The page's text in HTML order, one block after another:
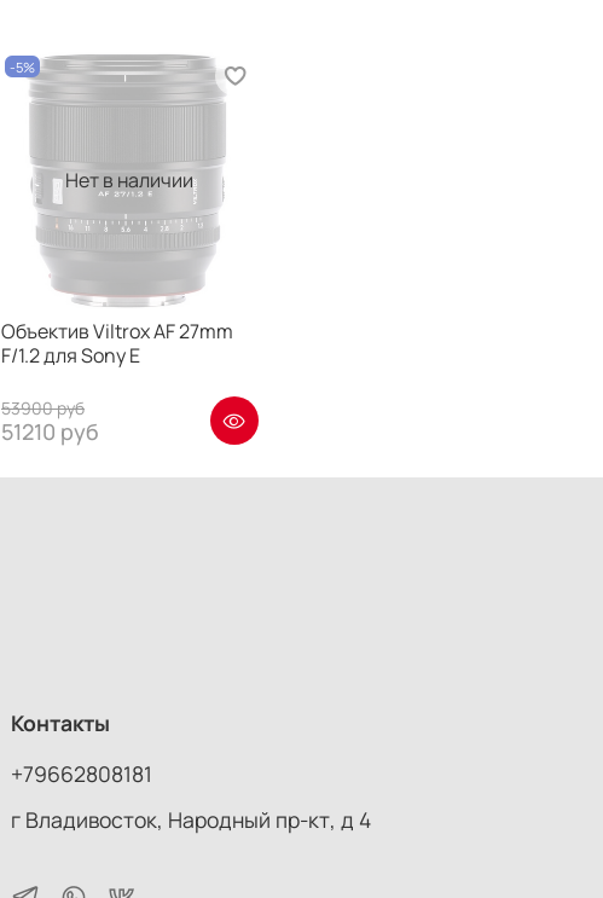
Нет в наличии
-5%
Объектив Viltrox AF 27mm
F/1.2 для Sony E
53900 руб
51210 руб
Контакты
+79662808181
г Владивосток, Народный пр-кт, д 4